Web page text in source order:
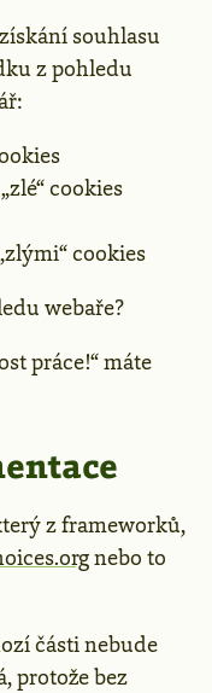
souhlasu
z pohledu
cookies
cookies
webaře?
práce!“ máte
z frameworků,
nebo to
části nebude
protože bez